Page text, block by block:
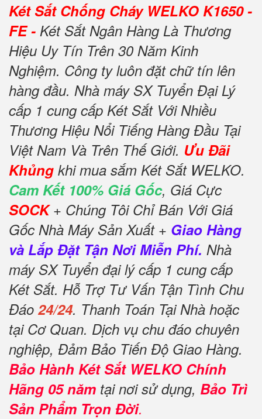
Két Sắt Chống Cháy WELKO K1650 -
FE - Két Sắt Ngân Hàng Là Thương
Hiệu Uy Tín Trên 30 Năm Kinh
Nghiệm. Công ty luôn đặt chữ tín lên
hàng đầu. Nhà máy SX Tuyển Đại Lý
cấp 1 cung cấp Két Sắt Với Nhiều
Thương Hiệu Nổi Tiếng Hàng Đầu Tại
Việt Nam Và Trên Thế Giới. Ưu Đãi
Khủng khi mua sắm Két Sắt WELKO.
Cam Kết 100% Giá Gốc, Giá Cực
SOCK+ Chúng Tôi Chỉ Bán Với Giá
Gốc Nhà Máy Sản Xuất + Giao Hàng
và Lắp Đặt Tận Nơi Miễn Phí. Nhà
máy SX Tuyển đại lý cấp 1 cung cấp
Két Sắt. Hỗ Trợ Tư Vấn Tận Tình Chu
Đáo 24/24. Thanh Toán Tại Nhà hoặc
tại Cơ Quan. Dịch vụ chu đáo chuyên
nghiệp, Đảm Bảo Tiến Độ Giao Hàng.
Bảo Hành Két Sắt WELKO Chính
Hãng 05 năm tại nơi sử dụng, Bảo Trì
Sản Phẩm Trọn Đời.